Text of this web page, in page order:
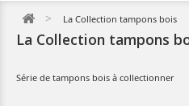
La Collection tampons bois
La Collection tampons
Série de tampons bois à collectionner